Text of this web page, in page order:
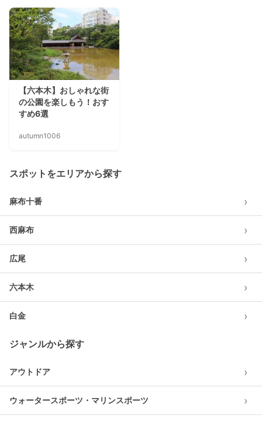
【六本木】おしゃれな街
の公園を楽しもう！おす
すめ6選
autumn1006
スポットをエリアから探す
麻布十番 ›
西麻布 ›
広尾 ›
六本木 ›
白金 ›
ジャンルから探す
アウトドア ›
ウォータースポーツ・マリンスポーツ ›